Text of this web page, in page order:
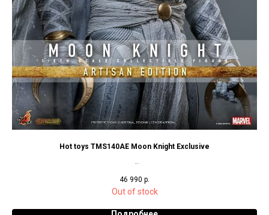
Hot toys TMS140AE Moon Knight Exclusive
экземпляров на мир
46 990 р.
Out of stock